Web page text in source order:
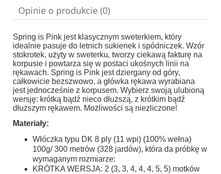
Opinie o produkcie (0)
Spring is Pink jest klasycznym sweterkiem, który
idealnie pasuje do letnich sukienek i spódniczek. Wzór
stokrotek, użyty w sweterku, tworzy ciekawą fakturę na
korpusie i powtarza się w postaci ukośnych linii na
rękawach. Spring is Pink jest dziergany od góry,
całkowicie bezszwowo, a główka rękawa wyrabiana
jest jednocześnie z korpusem. Wybierz swoją ulubioną
wersję: krótką bądź nieco dłuższą, z krótkim bądź
dłuższym rękawem. Możliwości są niezliczone!
Materiały:
Włóczka typu DK 8 ply (11 wpi) (100% wełna)
100g/ 300 metrów (328 jardów), która da próbkę w
wymaganym rozmiarze:
KRÓTKA WERSJA: 2 (3, 3, 4, 4, 4, 5, 5) motków